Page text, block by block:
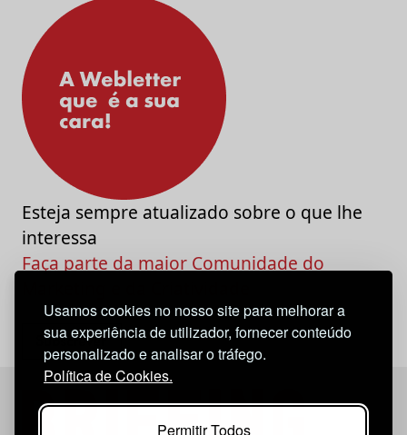
Usamos cookies no nosso site para melhorar a
sua experiência de utilizador, fornecer conteúdo
personalizado e analisar o tráfego.
Política de Cookies.
Permitir Todos
Esteja sempre atualizado sobre o que lhe
interessa
Faça parte da maior Comunidade do